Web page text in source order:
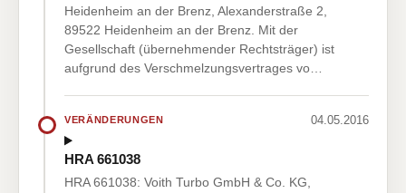
Heidenheim an der Brenz, Alexanderstraße 2,
89522 Heidenheim an der Brenz. Mit der
Gesellschaft (übernehmender Rechtsträger) ist
aufgrund des Verschmelzungsvertrages vo…
VERÄNDERUNGEN 04.05.2016
HRA 661038
HRA 661038: Voith Turbo GmbH & Co. KG,